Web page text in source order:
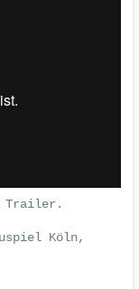
| Trailer .
Köln,